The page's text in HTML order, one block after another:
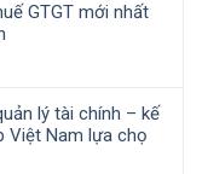
GTGT mới nhất
lý tài chính – kế
Việt Nam lựa chọ